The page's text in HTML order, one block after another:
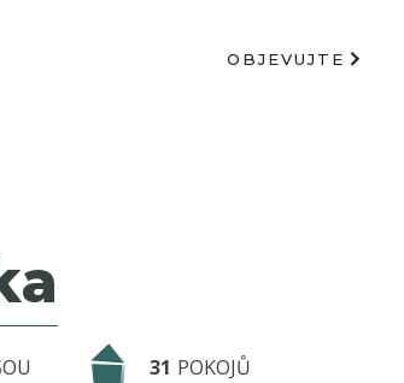
OBJEVUJTE
31 POKOJŮ